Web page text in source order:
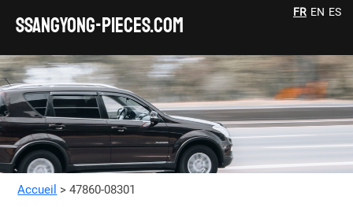
SSANGYONG-pieces.com
FR EN ES
Accueil > 47860-08301